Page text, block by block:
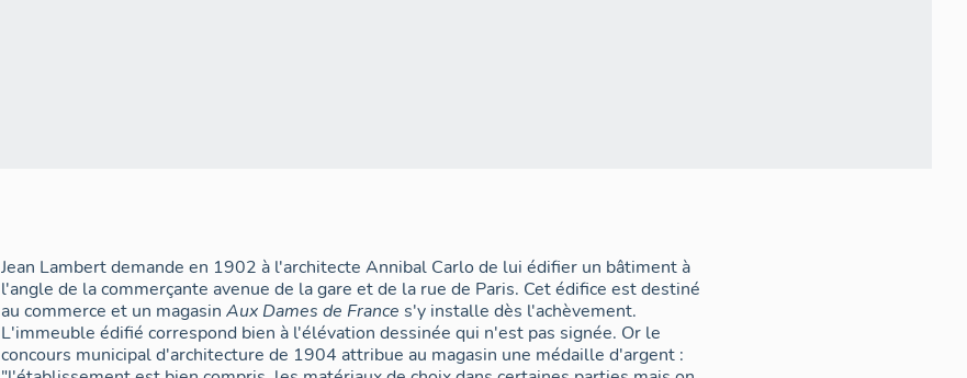
Jean Lambert demande en 1902 à l'architecte Annibal Carlo de lui édifier un bâtiment à
l'angle de la commerçante avenue de la gare et de la rue de Paris. Cet édifice est destiné
au commerce et un magasin Aux Dames de France s'y installe dès l'achèvement.
L'immeuble édifié correspond bien à l'élévation dessinée qui n'est pas signée. Or le
concours municipal d'architecture de 1904 attribue au magasin une médaille d'argent :